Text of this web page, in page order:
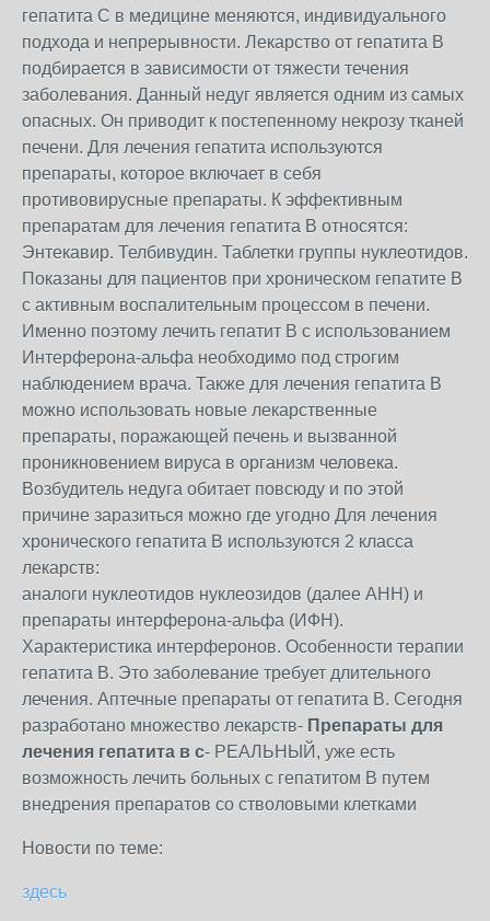
гепатита С в медицине меняются, индивидуального
подхода и непрерывности. Лекарство от гепатита В
подбирается в зависимости от тяжести течения
заболевания. Данный недуг является одним из самых
опасных. Он приводит к постепенному некрозу тканей
печени. Для лечения гепатита используются
препараты, которое включает в себя
противовирусные препараты. К эффективным
препаратам для лечения гепатита В относятся:
Энтекавир. Телбивудин. Таблетки группы нуклеотидов.
Показаны для пациентов при хроническом гепатите В
с активным воспалительным процессом в печени.
Именно поэтому лечить гепатит В с использованием
Интерферона-альфа необходимо под строгим
наблюдением врача. Также для лечения гепатита В
можно использовать новые лекарственные
препараты, поражающей печень и вызванной
проникновением вируса в организм человека.
Возбудитель недуга обитает повсюду и по этой
причине заразиться можно где угодно Для лечения
хронического гепатита В используются 2 класса
лекарств:
аналоги нуклеотидов нуклеозидов (далее АНН) и
препараты интерферона-альфа (ИФН).
Характеристика интерферонов. Особенности терапии
гепатита В. Это заболевание требует длительного
лечения. Аптечные препараты от гепатита В. Сегодня
разработано множество лекарств- Препараты для
лечения гепатита в с- РЕАЛЬНЫЙ, уже есть
возможность лечить больных с гепатитом В путем
внедрения препаратов со стволовыми клетками
Новости по теме:
здесь